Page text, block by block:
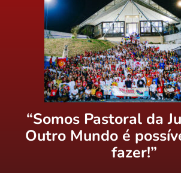
“Somos Pastoral da
Outro Mundo é
fazer!”